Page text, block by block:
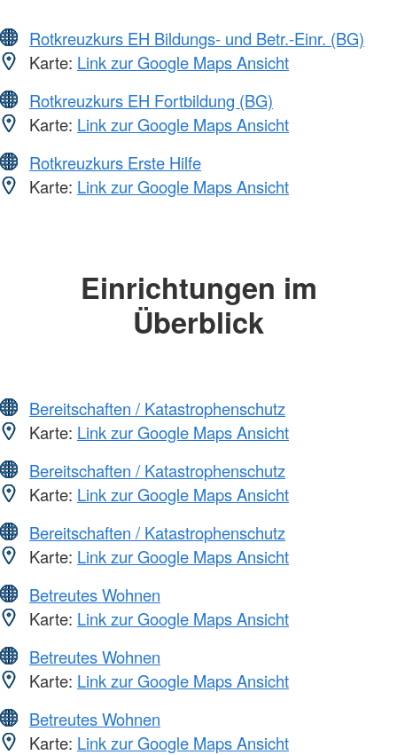
Rotkreuzkurs EH Bildungs- und Betr.-Einr. (BG)
Karte: Link zur Google Maps Ansicht
Rotkreuzkurs EH Fortbildung (BG)
Karte: Link zur Google Maps Ansicht
Rotkreuzkurs Erste Hilfe
Karte: Link zur Google Maps Ansicht
Einrichtungen im
Überblick
Bereitschaften / Katastrophenschutz
Karte: Link zur Google Maps Ansicht
Bereitschaften / Katastrophenschutz
Karte: Link zur Google Maps Ansicht
Bereitschaften / Katastrophenschutz
Karte: Link zur Google Maps Ansicht
Betreutes Wohnen
Karte: Link zur Google Maps Ansicht
Betreutes Wohnen
Karte: Link zur Google Maps Ansicht
Betreutes Wohnen
Karte: Link zur Google Maps Ansicht